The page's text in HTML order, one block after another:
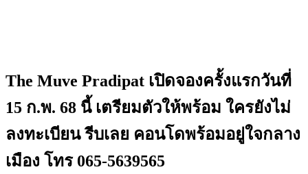
The Muve Pradipat เปิดจองครั้งแรกวันที่
15 ก.พ. 68 นี้ เตรียมตัวให้พร้อม ใครยังไม่
ลงทะเบียน รีบเลย คอนโดพร้อมอยู่ใจกลาง
เมือง โทร 065-5639565